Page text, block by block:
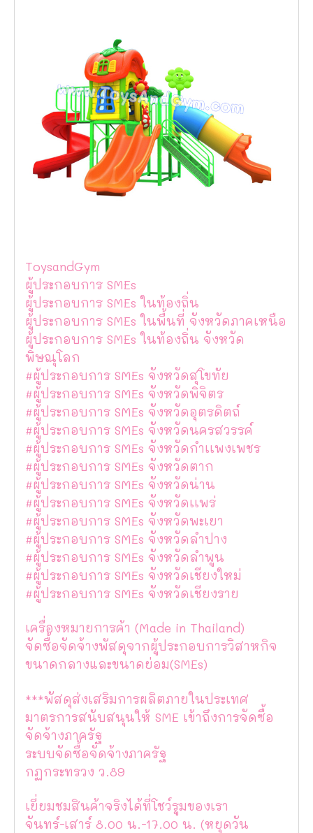
ToysandGym
ผู้ประกอบการ SMEs
ผู้ประกอบการ SMEs ในท้องถิ่น
ผู้ประกอบการ SMEs ในพื้นที่ จังหวัดภาคเหนือ
ผู้ประกอบการ SMEs ในท้องถิ่น จังหวัด
พิษณุโลก
#ผู้ประกอบการ SMEs จังหวัดสุโขทัย
#ผู้ประกอบการ SMEs จังหวัดพิจิตร
#ผู้ประกอบการ SMEs จังหวัดอุตรดิตถ์
#ผู้ประกอบการ SMEs จังหวัดนครสวรรค์
#ผู้ประกอบการ SMEs จังหวัดกำเเพงเพชร
#ผู้ประกอบการ SMEs จังหวัดตาก
#ผู้ประกอบการ SMEs จังหวัดน่าน
#ผู้ประกอบการ SMEs จังหวัดเเพร่
#ผู้ประกอบการ SMEs จังหวัดพะเยา
#ผู้ประกอบการ SMEs จังหวัดลำปาง
#ผู้ประกอบการ SMEs จังหวัดลำพูน
#ผู้ประกอบการ SMEs จังหวัดเชียงใหม่
#ผู้ประกอบการ SMEs จังหวัดเชียงราย
เครื่องหมายการค้า (Made in Thailand)
จัดซื้อจัดจ้างพัสดุจากผู้ประกอบการวิสาหกิจ
ขนาดกลางและขนาดย่อม(SMEs)
***พัสดุส่งเสริมการผลิตภายในประเทศ
มาตรการสนับสนุนให้ SME เข้าถึงการจัดซื้อ
จัดจ้างภาครัฐ
ระบบจัดซื้อจัดจ้างภาครัฐ
กฏกระทรวง ว.89
เยี่ยมชมสินค้าจริงได้ที่โชว์รูมของเรา
จันทร์-เสาร์ 8.00 น.-17.00 น. (หยุดวัน